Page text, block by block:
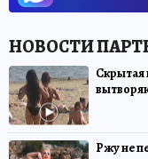
Ржу не